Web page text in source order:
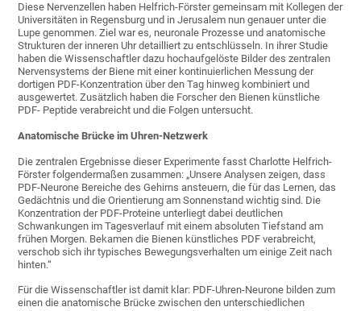
Diese Nervenzellen haben Helfrich-Förster gemeinsam mit Kollegen der
Universitäten in Regensburg und in Jerusalem nun genauer unter die
Lupe genommen. Ziel war es, neuronale Prozesse und anatomische
Strukturen der inneren Uhr detailliert zu entschlüsseln. In ihrer Studie
haben die Wissenschaftler dazu hochaufgelöste Bilder des zentralen
Nervensystems der Biene mit einer kontinuierlichen Messung der
dortigen PDF-Konzentration über den Tag hinweg kombiniert und
ausgewertet. Zusätzlich haben die Forscher den Bienen künstliche
PDF- Peptide verabreicht und die Folgen untersucht.
Anatomische Brücke im Uhren-Netzwerk
Die zentralen Ergebnisse dieser Experimente fasst Charlotte Helfrich-
Förster folgendermaßen zusammen: „Unsere Analysen zeigen, dass
PDF-Neurone Bereiche des Gehirns ansteuern, die für das Lernen, das
Gedächtnis und die Orientierung am Sonnenstand wichtig sind. Die
Konzentration der PDF-Proteine unterliegt dabei deutlichen
Schwankungen im Tagesverlauf mit einem absoluten Tiefstand am
frühen Morgen. Bekamen die Bienen künstliches PDF verabreicht,
verschob sich ihr typisches Bewegungsverhalten um einige Zeit nach
hinten.“
Für die Wissenschaftler ist damit klar: PDF-Uhren-Neurone bilden zum
einen die anatomische Brücke zwischen den unterschiedlichen